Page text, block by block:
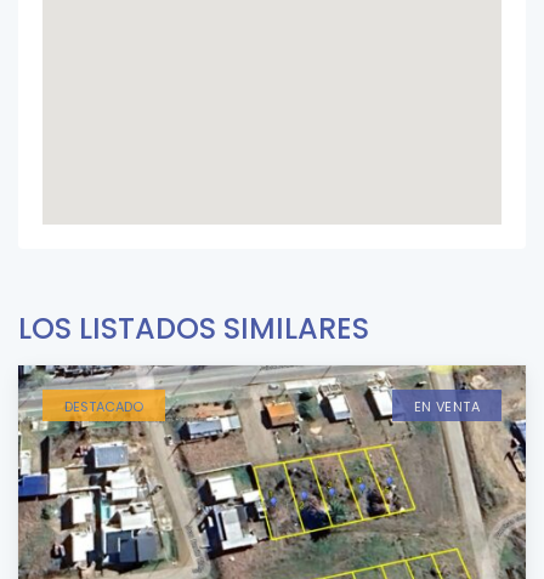
LOS LISTADOS SIMILARES
DESTACADO EN VENTA